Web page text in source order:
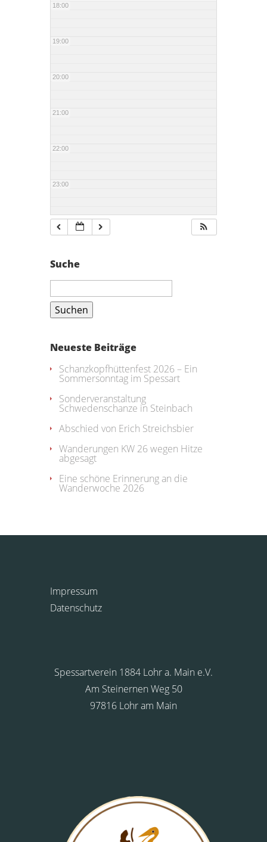
18:00
19:00
20:00
21:00
22:00
23:00
Suche
Suchen
Neueste Beiträge
Schanzkopfhüttenfest 2026 – Ein
Sommersonntag im Spessart
Sonderveranstaltung
Schwedenschanze in Steinbach
Abschied von Erich Streichsbier
Wanderungen KW 26 wegen Hitze
abgesagt
Eine schöne Erinnerung an die
Wanderwoche 2026
Impressum
Datenschutz
Spessartverein 1884 Lohr a. Main e.V.
Am Steinernen Weg 50
97816 Lohr am Main